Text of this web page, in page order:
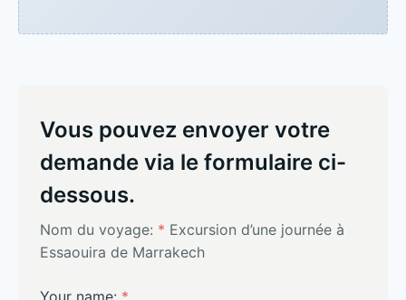
Vous pouvez envoyer votre
demande via le formulaire ci-
dessous.
Nom du voyage: * Excursion d’une journée à
Essaouira de Marrakech
Your name: *